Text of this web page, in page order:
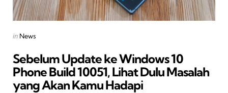
Categories
Posted
in News
Sebelum Update ke Windows 10
Phone Build 10051, Lihat Dulu Masalah
yang Akan Kamu Hadapi